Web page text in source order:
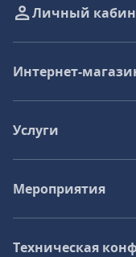
Личный
Интернет-
Услуги
Мероприятия
Техническая